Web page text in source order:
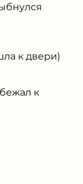
к двери)
к